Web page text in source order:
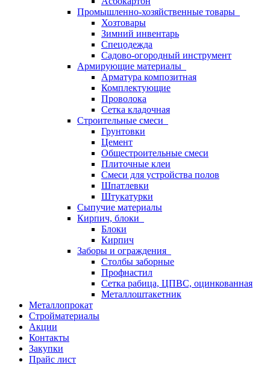
Промышленно-хозяйственные товары
Хозтовары
Зимний инвентарь
Спецодежда
Садово-огородный инструмент
Армирующие материалы
Арматура композитная
Комплектующие
Проволока
Сетка кладочная
Строительные смеси
Грунтовки
Цемент
Общестроительные смеси
Плиточные клеи
Смеси для устройства полов
Шпатлевки
Штукатурки
Сыпучие материалы
Кирпич, блоки
Блоки
Кирпич
Заборы и ограждения
Столбы заборные
Профнастил
Сетка рабица, ЦПВС, оцинкованная
Металлоштакетник
Металлопрокат
Стройматериалы
Акции
Контакты
Закупки
Прайс лист